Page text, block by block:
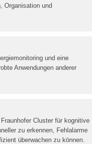
Organisation und
und eine
Anwendungen anderer
Cluster für kognitive
zu erkennen, Fehlalarme
überwachen zu können.